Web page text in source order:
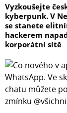
Vyzkoušejte
kyberpunk. V
se stanete
hackerem
korporátní sítě